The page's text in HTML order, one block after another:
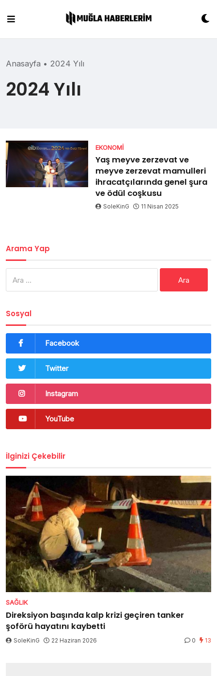
content
Anasayfa • 2024 Yılı
2024 Yılı
EKONOMI
Yaş meyve zerzevat ve
meyve zerzevat mamulleri
ihracatçılarında genel şura
ve ödül coşkusu
SoleKinG 11 Nisan 2025
Arama Yap
Sosyal
Facebook
Twitter
Instagram
YouTube
İlginizi Çekebilir
SAĞLIK
Direksiyon başında kalp krizi geçiren tanker
şoförü hayatını kaybetti
SoleKinG 22 Haziran 2026 0 13